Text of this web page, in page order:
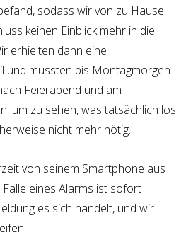
sodass wir von zu Hause
keinen Einblick mehr in die
erhielten dann eine
und mussten bis Montagmorgen
Feierabend und am
um zu sehen, was tatsächlich los
nicht mehr nötig.
von seinem Smartphone aus
eines Alarms ist sofort
es sich handelt, und wir